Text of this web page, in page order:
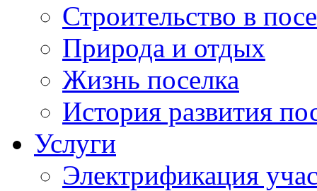
Строительство в
Природа и отдых
Жизнь поселка
История развития
Услуги
Электрификация